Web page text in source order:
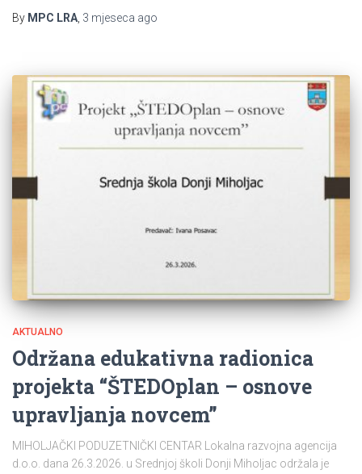
By MPC LRA, 3 mjeseca ago
AKTUALNO
Održana edukativna radionica
projekta “ŠTEDOplan – osnove
upravljanja novcem”
MIHOLJAČKI PODUZETNIČKI CENTAR Lokalna razvojna agencija
d.o.o. dana 26.3.2026. u Srednjoj školi Donji Miholjac održala je